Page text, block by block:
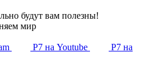
будут вам полезны!
мир
Р7 на Youtube Р7 на